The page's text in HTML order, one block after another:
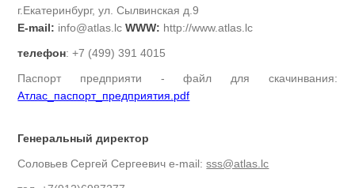
г.Екатеринбург, ул. Сылвинская д.9
E-mail: info@atlas.lcWWW: http://www.atlas.lc
телефон: +7 (499) 391 4015
Паспорт предприяти - файл для скачинвания:
Атлас_паспорт_предприятия.pdf
Генеральный директор
Соловьев Сергей Сергеевич e-mail:sss@atlas.lc